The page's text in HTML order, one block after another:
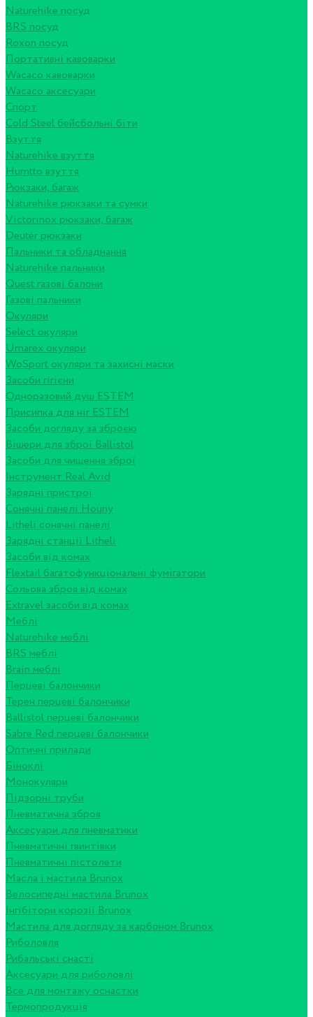
Naturehike посуд
BRS посуд
Roxon посуд
Портативні кавоварки
Wacaco кавоварки
Wacaco аксесуари
Спорт
Cold Steel бейсбольні біти
Взуття
Naturehike взуття
Humtto взуття
Рюкзаки, багаж
Naturehike рюкзаки та сумки
Victorinox рюкзаки, багаж
Deuter рюкзаки
Пальники та обладнання
Naturehike пальники
Quest газові балони
Газові пальники
Окуляри
Select окуляри
Umarex окуляри
WoSport окуляри та захисні маски
Засоби гігієни
Одноразовий душ ESTEM
Присипка для ніг ESTEM
Засоби догляду за зброєю
Вішери для зброї Ballistol
Засоби для чищення зброї
Інструмент Real Avid
Зарядні пристрої
Сонячні панелі Houny
Litheli сонячні панелі
Зарядні станції Litheli
Засоби від комах
Flextail багатофункціональні фумігатори
Сольова зброя від комах
Extravel засоби від комах
Меблі
Naturehike меблі
BRS меблі
Brain меблі
Перцеві балончики
Терен перцеві балончики
Ballistol перцеві балончики
Sabre Red перцеві балончики
Оптичні прилади
Біноклі
Монокуляри
Підзорні труби
Пневматична зброя
Аксесуари для пневматики
Пневматичні гвинтівки
Пневматичні пістолети
Масла і мастила Brunox
Велосипедні мастила Brunox
Інгібітори корозії Brunox
Мастила для догляду за карбоном Brunox
Риболовля
Рибальські снасті
Аксесуари для риболовлі
Все для монтажу оснастки
Термопродукція